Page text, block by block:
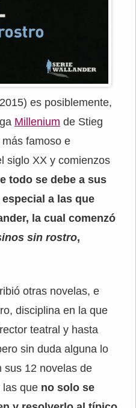
es posiblemente,
Millenium de Stieg
famoso e
siglo XX y comienzos
todo se debe a sus
a las que
la cual comenzó
sin rostro,
otras novelas, e
disciplina en la que
teatral y hasta
sin duda alguna lo
sus 12 novelas de
las que no solo se